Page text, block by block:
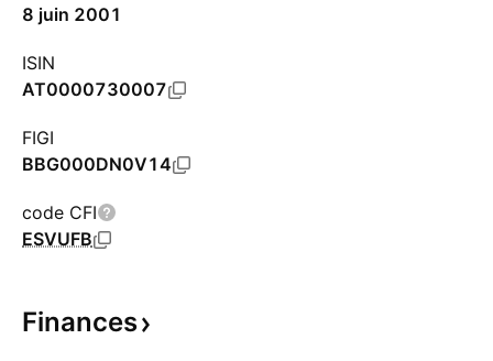
8 juin 2001
ISIN
AT0000730007
FIGI
BBG000DN0V14
code CFI
ESVUFB
Finances